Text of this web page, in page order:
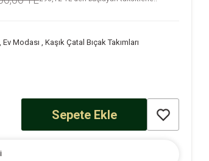
, Ev Modası , Kaşık Çatal Bıçak Takımları
Sepete Ekle